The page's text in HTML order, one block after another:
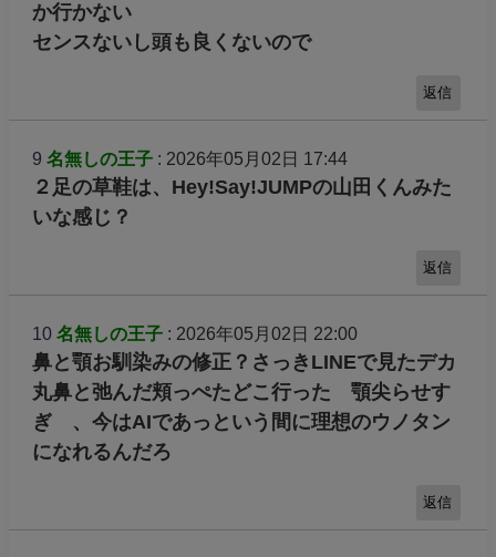
か行かない
センスないし頭も良くないので
返信
9 名無しの王子: 2026年05月02日 17:44
２足の草鞋は、Hey!Say!JUMPの山田くんみた
いな感じ？
返信
10 名無しの王子: 2026年05月02日 22:00
鼻と顎お馴染みの修正？さっきLINEで見たデカ
丸鼻と弛んだ頬っぺたどこ行った 顎尖らせす
ぎ 、今はAIであっという間に理想のウノタン
になれるんだろ
返信